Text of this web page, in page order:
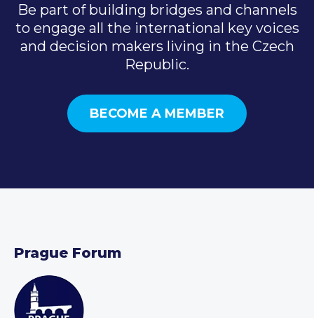
Be part of building bridges and channels
to engage all the international key voices
and decision makers living in the Czech
Republic.
BECOME A MEMBER
Prague Forum